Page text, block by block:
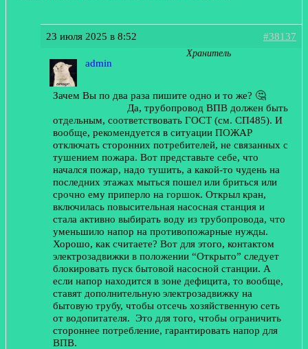
23 июля 2025 в 8:52 #38137
admin
Хранитель
Зачем Вы по два раза пишите одно и то же? 🤔
Да, трубопровод ВПВ должен быть
отдельным, соответствовать ГОСТ (см. СП485). И
вообще, рекомендуется в ситуации ПОЖАР
отключать сторонних потребителей, не связанных с
тушением пожара. Вот представьте себе, что
начался пожар, надо тушить, а какой-то чудень на
последних этажах мыться пошел или бриться или
срочно ему приперло на горшок. Открыл кран,
включилась повысительная насосная станция и
стала активно выбирать воду из трубопровода, что
уменьшило напор на противопожарные нужды.
Хорошо, как считаете? Вот для этого, контактом
электрозадвижки в положении “Открыто” следует
блокировать пуск бытовой насосной станции. А
если напор находится в зоне дефицита, то вообще,
ставят дополнительную электрозадвижку на
бытовую трубу, чтобы отсечь хозяйственную сеть
от водопитателя. Это для того, чтобы ограничить
стороннее потребление, гарантировать напор для
ВПВ.